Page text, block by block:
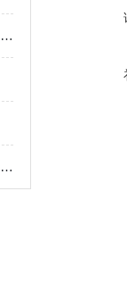
食品真空包装机的主要作用——除氧抑菌
盒式气调真空包装机：从食品到电子，一机多用